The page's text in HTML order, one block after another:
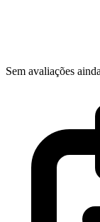
Sem avaliações ainda